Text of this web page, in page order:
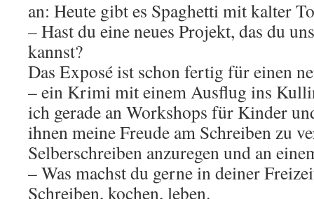
an: Heute gibt es Spaghetti mit kalter
– Hast du eine neues Projekt, das du
kannst?
Das Exposé ist schon fertig für einen
– ein Krimi mit einem Ausflug ins
ich gerade an Workshops für Kinder
ihnen meine Freude am Schreiben zu
Selberschreiben anzuregen und an
– Was machst du gerne in deiner
Schreiben, kochen, leben.